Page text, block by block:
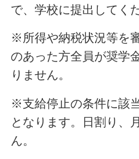
で、学校に提出してく
※所得や納税状況等を
のあった方全員が奨学
りません。
※支給停止の条件に該
となります。日割り、
ん。